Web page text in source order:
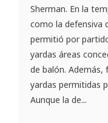
Sherman. En la
como la defensiva
permitió por
yardas áreas
de balón. Además,
yardas permitidas
Aunque la de...